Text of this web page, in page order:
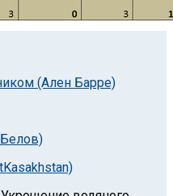
(Ален Барре)